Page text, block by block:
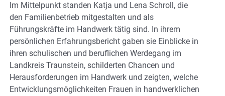
Im Mittelpunkt standen Katja und Lena Schroll, die
den Familienbetrieb mitgestalten und als
Führungskräfte im Handwerk tätig sind. In ihrem
persönlichen Erfahrungsbericht gaben sie Einblicke in
ihren schulischen und beruflichen Werdegang im
Landkreis Traunstein, schilderten Chancen und
Herausforderungen im Handwerk und zeigten, welche
Entwicklungsmöglichkeiten Frauen in handwerklichen